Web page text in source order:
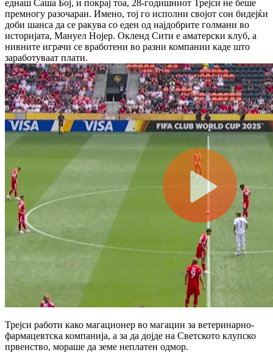
еднаш Саша Бој, и покрај тоа, 28-годишниот Трејси не беше
премногу разочаран. Имено, тој го исполни својот сон бидејќи
доби шанса да се ракува со еден од најдобрите голмани во
историјата, Мануел Нојер. Окленд Сити е аматерски клуб, а
нивните играчи се вработени во разни компании каде што
заработуваат плати.
Трејси работи како магационер во магацин за ветеринарно-
фармацевтска компанија, а за да дојде на Светското клупско
првенство, мораше да земе неплатен одмор.